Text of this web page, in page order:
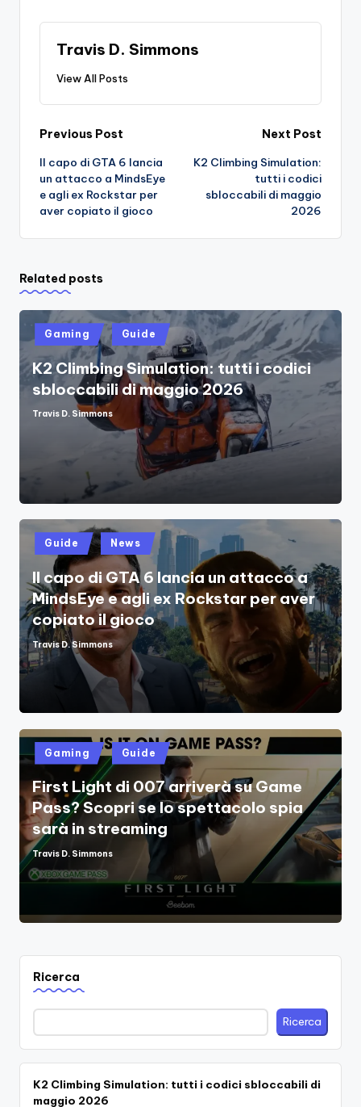
Travis D. Simmons
View All Posts
Post
navigation
Previous Post
Il capo di GTA 6 lancia
un attacco a MindsEye
e agli ex Rockstar per
aver copiato il gioco
Next Post
K2 Climbing Simulation:
tutti i codici
sbloccabili di maggio
2026
Related posts
Posted
in
Gaming Guide
K2 Climbing Simulation: tutti i codici
sbloccabili di maggio 2026
Posted
Travis D. Simmons
Posted
in
Guide News
Il capo di GTA 6 lancia un attacco a
MindsEye e agli ex Rockstar per aver
copiato il gioco
Posted
by
Travis D. Simmons
Posted
in
Gaming Guide
First Light di 007 arriverà su Game
Pass? Scopri se lo spettacolo spia
sarà in streaming
Posted
by
Travis D. Simmons
Ricerca
Ricerca
K2 Climbing Simulation: tutti i codici sbloccabili di
maggio 2026